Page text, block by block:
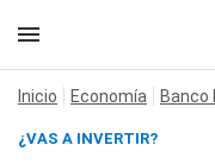
Inicio Economía Banco
¿VAS A INVERTIR?